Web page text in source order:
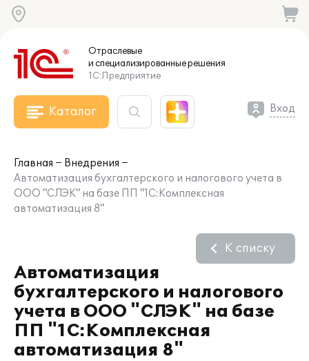
Отраслевые
и специализированныерешения
1С:Предприятие
Каталог Вход
Главная
Внедрения
Автоматизация бухгалтерского и налогового учета в
ООО "СЛЭК" на базе ПП "1С:Комплексная
автоматизация 8"
Автоматизация
бухгалтерского и налогового
учета в ООО "СЛЭК" на базе
ПП "1С:Комплексная
автоматизация 8"
К списку